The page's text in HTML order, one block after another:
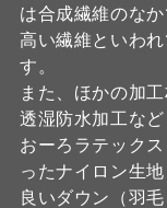
は合成繊維のな
高い繊維といわ
す。
また、ほかの加
透湿防水加工な
おーろラテック
ったナイロン生
良いダウン（羽